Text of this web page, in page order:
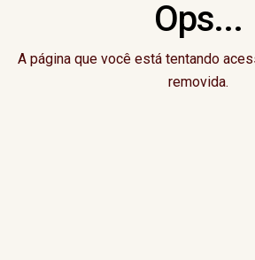
Ops...
A página que você está tentando
removida.